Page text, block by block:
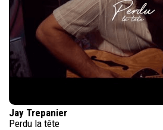
Jay Trepanier
Perdu la tête